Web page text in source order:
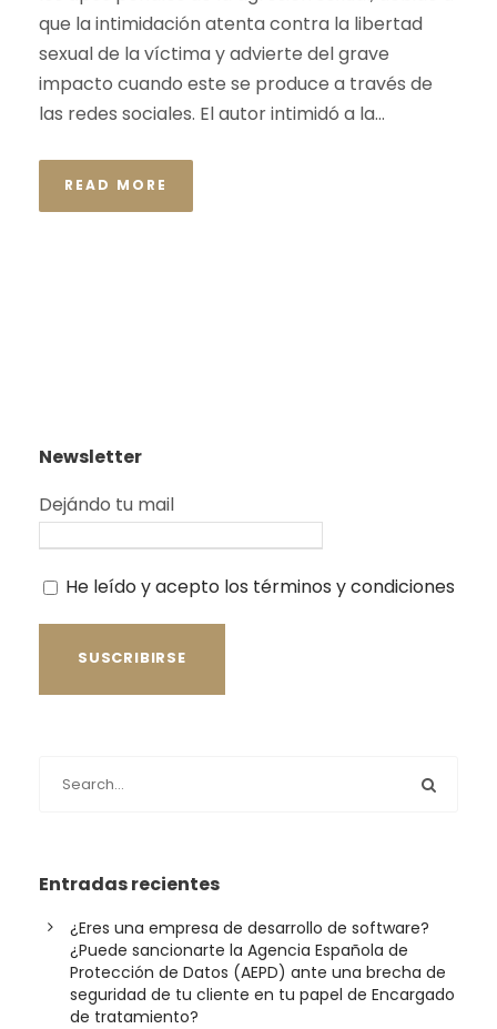
que la intimidación atenta contra la libertad
sexual de la víctima y advierte del grave
impacto cuando este se produce a través de
las redes sociales. El autor intimidó a la...
READ MORE
Newsletter
Dejándo tu mail
He leído y acepto los términos y condiciones
Entradas recientes
¿Eres una empresa de desarrollo de software?
¿Puede sancionarte la Agencia Española de
Protección de Datos (AEPD) ante una brecha de
seguridad de tu cliente en tu papel de Encargado
de tratamiento?